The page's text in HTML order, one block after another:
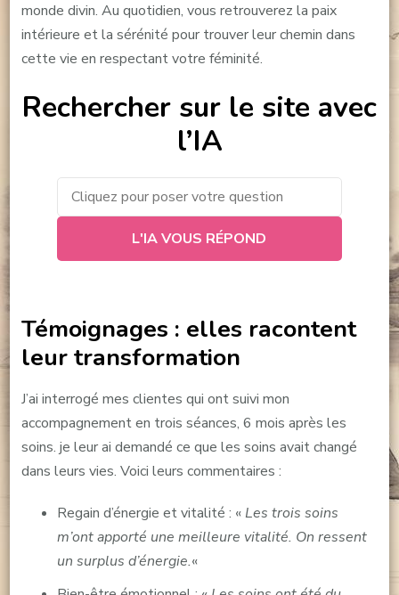
monde divin. Au quotidien, vous retrouverez la paix
intérieure et la sérénité pour trouver leur chemin dans
cette vie en respectant votre féminité.
Rechercher sur le site avec
l’IA
L'IA VOUS RÉPOND
Témoignages : elles racontent
leur transformation
J’ai interrogé mes clientes qui ont suivi mon
accompagnement en trois séances, 6 mois après les
soins. je leur ai demandé ce que les soins avait changé
dans leurs vies. Voici leurs commentaires :
Regain d’énergie et vitalité : « Les trois soins
m’ont apporté une meilleure vitalité. On ressent
un surplus d’énergie.«